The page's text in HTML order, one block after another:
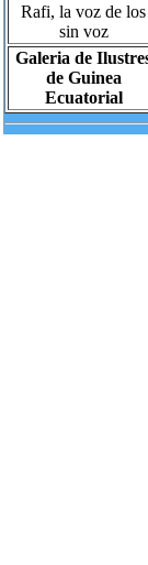
Rafi, la voz de los
sin voz
Galeria de
de Guinea
Ecuatorial